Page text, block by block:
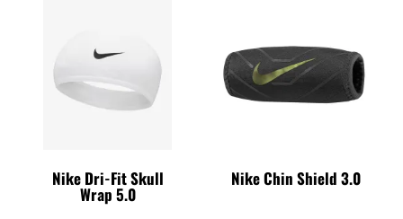
Nike Dri-Fit Skull
Wrap 5.0
Nike Chin Shield 3.0